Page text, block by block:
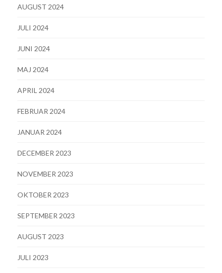
AUGUST 2024
JULI 2024
JUNI 2024
MAJ 2024
APRIL 2024
FEBRUAR 2024
JANUAR 2024
DECEMBER 2023
NOVEMBER 2023
OKTOBER 2023
SEPTEMBER 2023
AUGUST 2023
JULI 2023